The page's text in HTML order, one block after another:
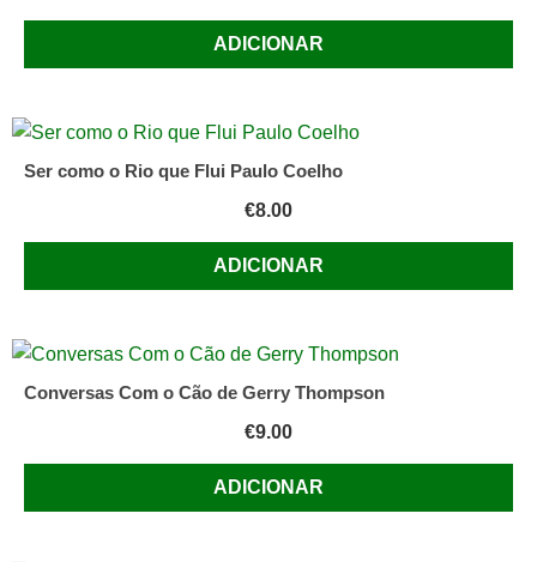
ADICIONAR
Ser como o Rio que Flui Paulo Coelho
€8.00
ADICIONAR
Conversas Com o Cão de Gerry Thompson
€9.00
ADICIONAR